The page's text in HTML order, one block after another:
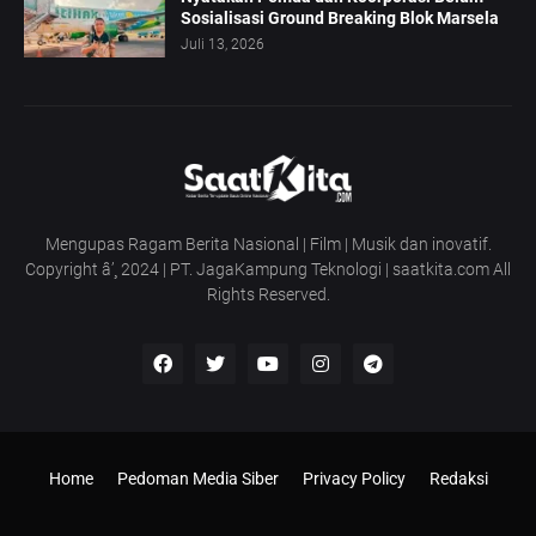
Sosialisasi Ground Breaking Blok Marsela
Juli 13, 2026
Mengupas Ragam Berita Nasional | Film | Musik dan inovatif.
Copyright â’¸ 2024 | PT. JagaKampung Teknologi | saatkita.com All
Rights Reserved.
Home Pedoman Media Siber Privacy Policy Redaksi